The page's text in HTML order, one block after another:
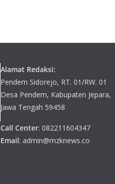
Alamat Redaksi:
Pendem Sidorejo, RT. 01/RW. 01
Desa Pendem, Kabupaten Jepara,
Jawa Tengah 59458
Call Center: 082211604347
Email: admin@mzknews.co